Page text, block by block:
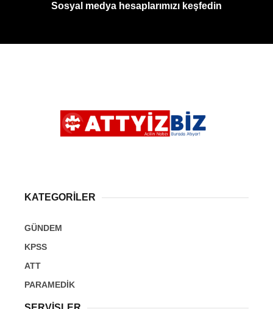
Sosyal medya hesaplarımızı keşfedin
KATEGORİLER
GÜNDEM
KPSS
ATT
PARAMEDİK